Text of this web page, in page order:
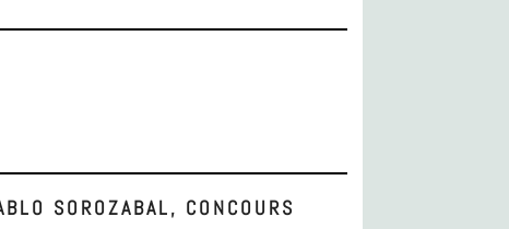
SOROZABAL, CONCOURS